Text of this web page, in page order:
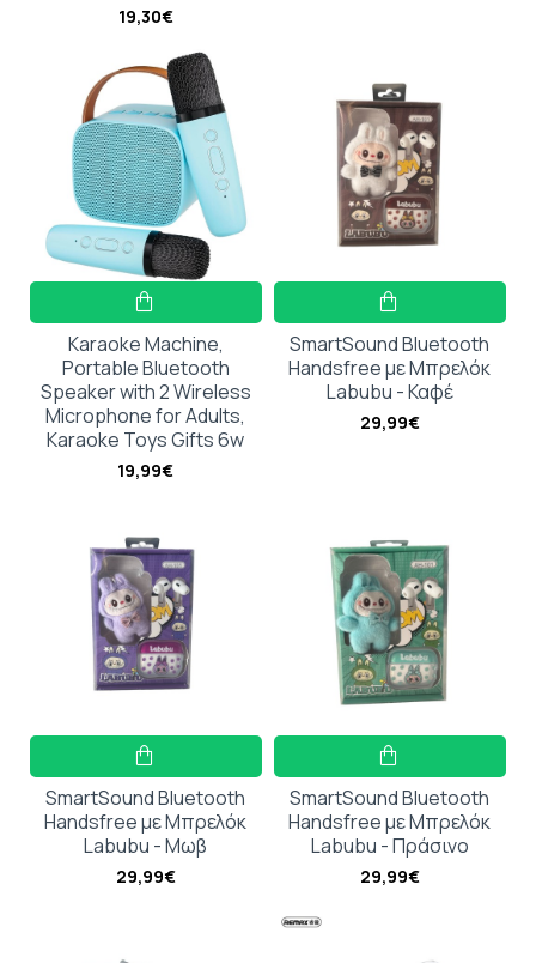
19,30€
Karaoke Machine,
Portable Bluetooth
Speaker with 2 Wireless
Microphone for Adults,
Karaoke Toys Gifts 6w
19,99€
SmartSound Bluetooth
Handsfree με Μπρελόκ
Labubu - Καφέ
29,99€
SmartSound Bluetooth
Handsfree με Μπρελόκ
Labubu - Μωβ
29,99€
SmartSound Bluetooth
Handsfree με Μπρελόκ
Labubu - Πράσινο
29,99€